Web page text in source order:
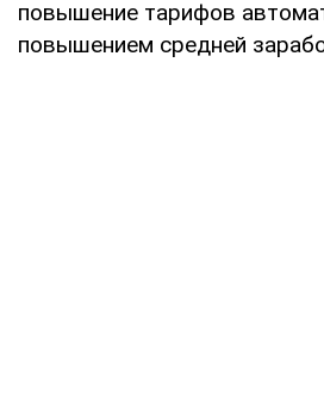
повышение тарифов
повышением средней